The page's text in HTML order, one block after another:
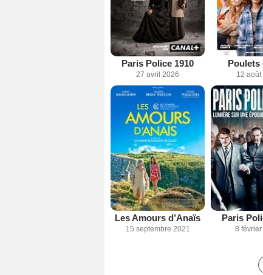
Paris Police 1910
27 avril 2026
Poulets
12 août
Les Amours d’Anaïs
15 septembre 2021
Paris
8